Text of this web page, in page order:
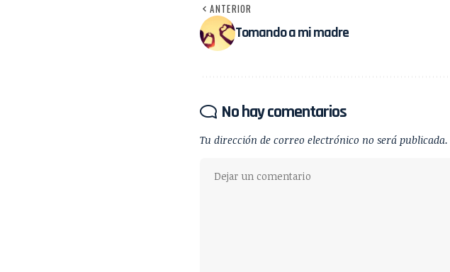
ANTERIOR
Tomando a mi madre
No hay comentarios
Tu dirección de correo electrónico no será publicada.